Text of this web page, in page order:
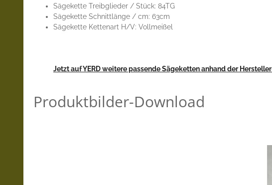
Sägekette Treibglieder / Stück: 84TG
Sägekette Schnittlänge / cm: 63cm
Sägekette Kettenart H/V: Vollmeißel
Jetzt auf YERD weitere passende Sägeketten anhand der
Produktbilder-Download